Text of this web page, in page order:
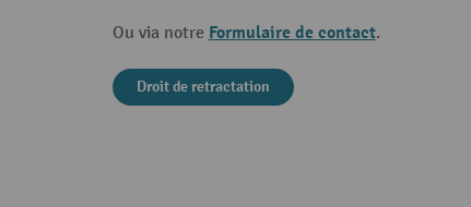
Ou via notre Formulaire de contact.
Droit de retractation